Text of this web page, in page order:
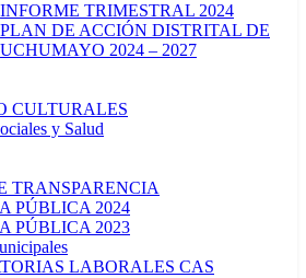
INFORME TRIMESTRAL 2024
PLAN DE ACCIÓN DISTRITAL DE
UCHUMAYO 2024 – 2027
CULTURALES
y Salud
TRANSPARENCIA
PÚBLICA 2024
PÚBLICA 2023
LABORALES CAS